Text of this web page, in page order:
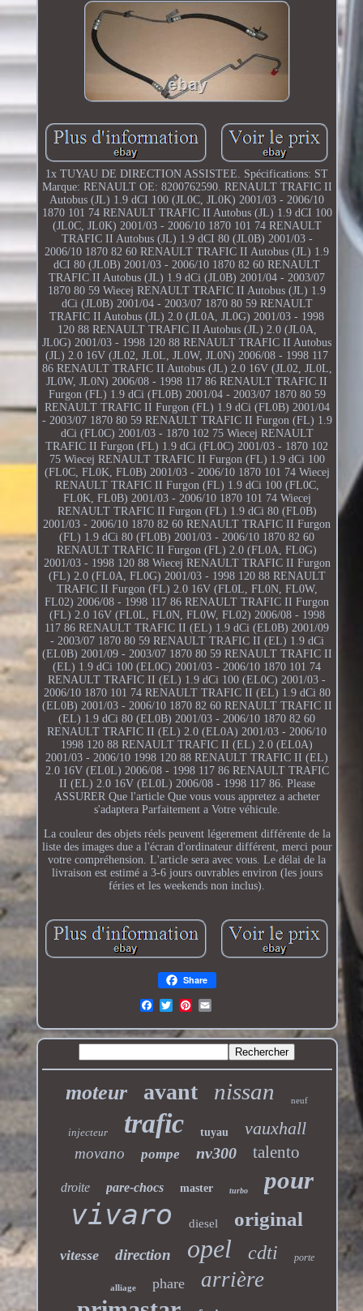
1x TUYAU DE DIRECTION ASSISTEE. Spécifications: ST
Marque: RENAULT OE: 8200762590. RENAULT TRAFIC II
Autobus (JL) 1.9 dCI 100 (JL0C, JL0K) 2001/03 - 2006/10
1870 101 74 RENAULT TRAFIC II Autobus (JL) 1.9 dCI 100
(JL0C, JL0K) 2001/03 - 2006/10 1870 101 74 RENAULT
TRAFIC II Autobus (JL) 1.9 dCI 80 (JL0B) 2001/03 -
2006/10 1870 82 60 RENAULT TRAFIC II Autobus (JL) 1.9
dCI 80 (JL0B) 2001/03 - 2006/10 1870 82 60 RENAULT
TRAFIC II Autobus (JL) 1.9 dCi (JL0B) 2001/04 - 2003/07
1870 80 59 Wiecej RENAULT TRAFIC II Autobus (JL) 1.9
dCi (JL0B) 2001/04 - 2003/07 1870 80 59 RENAULT
TRAFIC II Autobus (JL) 2.0 (JL0A, JL0G) 2001/03 - 1998
120 88 RENAULT TRAFIC II Autobus (JL) 2.0 (JL0A,
JL0G) 2001/03 - 1998 120 88 RENAULT TRAFIC II Autobus
(JL) 2.0 16V (JL02, JL0L, JL0W, JL0N) 2006/08 - 1998 117
86 RENAULT TRAFIC II Autobus (JL) 2.0 16V (JL02, JL0L,
JL0W, JL0N) 2006/08 - 1998 117 86 RENAULT TRAFIC II
Furgon (FL) 1.9 dCi (FL0B) 2001/04 - 2003/07 1870 80 59
RENAULT TRAFIC II Furgon (FL) 1.9 dCi (FL0B) 2001/04
- 2003/07 1870 80 59 RENAULT TRAFIC II Furgon (FL) 1.9
dCi (FL0C) 2001/03 - 1870 102 75 Wiecej RENAULT
TRAFIC II Furgon (FL) 1.9 dCi (FL0C) 2001/03 - 1870 102
75 Wiecej RENAULT TRAFIC II Furgon (FL) 1.9 dCi 100
(FL0C, FL0K, FL0B) 2001/03 - 2006/10 1870 101 74 Wiecej
RENAULT TRAFIC II Furgon (FL) 1.9 dCi 100 (FL0C,
FL0K, FL0B) 2001/03 - 2006/10 1870 101 74 Wiecej
RENAULT TRAFIC II Furgon (FL) 1.9 dCi 80 (FL0B)
2001/03 - 2006/10 1870 82 60 RENAULT TRAFIC II Furgon
(FL) 1.9 dCi 80 (FL0B) 2001/03 - 2006/10 1870 82 60
RENAULT TRAFIC II Furgon (FL) 2.0 (FL0A, FL0G)
2001/03 - 1998 120 88 Wiecej RENAULT TRAFIC II Furgon
(FL) 2.0 (FL0A, FL0G) 2001/03 - 1998 120 88 RENAULT
TRAFIC II Furgon (FL) 2.0 16V (FL0L, FL0N, FL0W,
FL02) 2006/08 - 1998 117 86 RENAULT TRAFIC II Furgon
(FL) 2.0 16V (FL0L, FL0N, FL0W, FL02) 2006/08 - 1998
117 86 RENAULT TRAFIC II (EL) 1.9 dCi (EL0B) 2001/09
- 2003/07 1870 80 59 RENAULT TRAFIC II (EL) 1.9 dCi
(EL0B) 2001/09 - 2003/07 1870 80 59 RENAULT TRAFIC II
(EL) 1.9 dCi 100 (EL0C) 2001/03 - 2006/10 1870 101 74
RENAULT TRAFIC II (EL) 1.9 dCi 100 (EL0C) 2001/03 -
2006/10 1870 101 74 RENAULT TRAFIC II (EL) 1.9 dCi 80
(EL0B) 2001/03 - 2006/10 1870 82 60 RENAULT TRAFIC II
(EL) 1.9 dCi 80 (EL0B) 2001/03 - 2006/10 1870 82 60
RENAULT TRAFIC II (EL) 2.0 (EL0A) 2001/03 - 2006/10
1998 120 88 RENAULT TRAFIC II (EL) 2.0 (EL0A)
2001/03 - 2006/10 1998 120 88 RENAULT TRAFIC II (EL)
2.0 16V (EL0L) 2006/08 - 1998 117 86 RENAULT TRAFIC
II (EL) 2.0 16V (EL0L) 2006/08 - 1998 117 86. Please
ASSURER Que l'article Que vous vous appretez a acheter
s'adaptera Parfaitement a Votre véhicule.
La couleur des objets réels peuvent légerement différente de la
liste des images due a l'écran d'ordinateur différent, merci pour
votre compréhension. L'article sera avec vous. Le délai de la
livraison est estimé a 3-6 jours ouvrables environ (les jours
féries et les weekends non inclus).
Share
moteur avant nissan neuf
injecteur trafic tuyau vauxhall
movano pompe nv300 talento
droite pare-chocs master turbo pour
vivaro diesel original
vitesse direction opel cdti porte
alliage phare arrière